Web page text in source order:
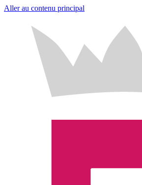
Aller au contenu principal